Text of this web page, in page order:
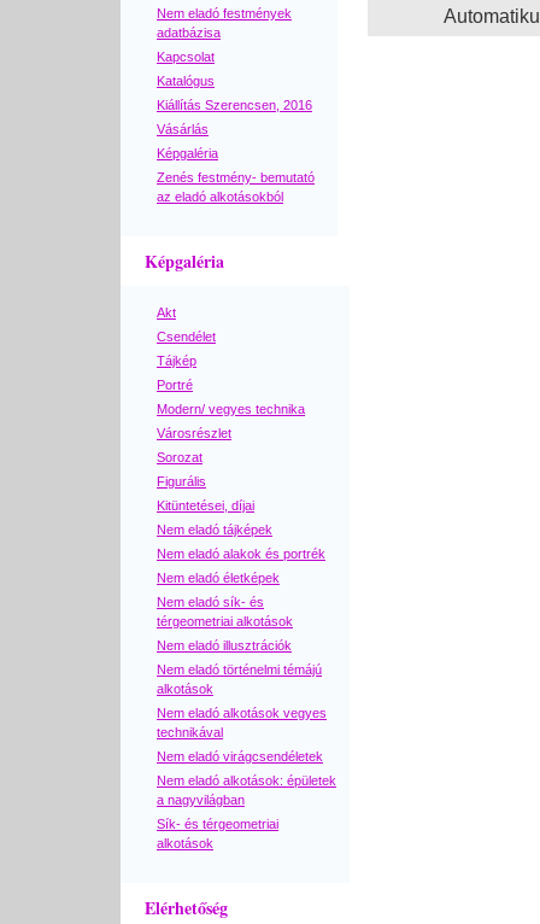
Nem eladó festmények
adatbázisa
Kapcsolat
Katalógus
Kiállítás Szerencsen, 2016
Vásárlás
Képgaléria
Zenés festmény- bemutató
az eladó alkotásokból
Képgaléria
Akt
Csendélet
Tájkép
Portré
Modern/ vegyes technika
Városrészlet
Sorozat
Figurális
Kitüntetései, díjai
Nem eladó tájképek
Nem eladó alakok és portrék
Nem eladó életképek
Nem eladó sík- és
térgeometriai alkotások
Nem eladó illusztrációk
Nem eladó történelmi témájú
alkotások
Nem eladó alkotások vegyes
technikával
Nem eladó virágcsendéletek
Nem eladó alkotások: épületek
a nagyvilágban
Sík- és térgeometriai
alkotások
Elérhetőség